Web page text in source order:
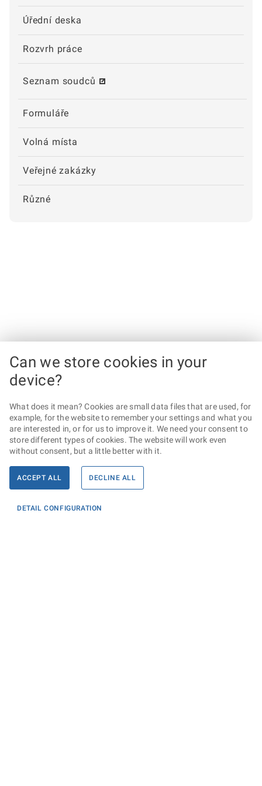
Úřední deska
Rozvrh práce
Seznam soudců
Formuláře
Volná místa
Veřejné zakázky
Různé
Can we store cookies in your
device?
What does it mean? Cookies are small data files that are used, for
example, for the website to remember your settings and what you
are interested in, or for us to improve it. We need your consent to
store different types of cookies. The website will work even
without consent, but a little better with it.
ACCEPT ALL DECLINE ALL
DETAIL CONFIGURATION